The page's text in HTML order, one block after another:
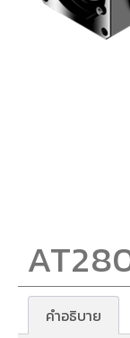
คำอธิบาย